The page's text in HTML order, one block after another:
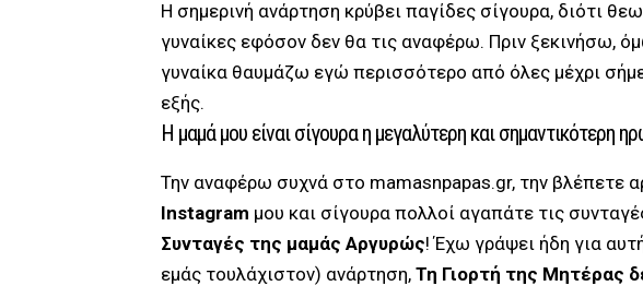
Η σημερινή ανάρτηση κρύβει παγίδες σίγουρα, διότι
γυναίκες εφόσον δεν θα τις αναφέρω. Πριν ξεκινήσω,
γυναίκα θαυμάζω εγώ περισσότερο από όλες μέχρι
εξής.
Η μαμά μου είναι σίγουρα η μεγαλύτερη και σημαντικότερη
Την αναφέρω συχνά στο mamasnpapas.gr, την βλέπετε
Instagram μου και σίγουρα πολλοί αγαπάτε τις
Συνταγές της μαμάς Αργυρώς! Έχω γράψει ήδη για
εμάς τουλάχιστον) ανάρτηση, Τη Γιορτή της Μητέρας